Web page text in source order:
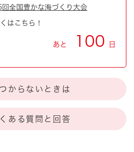
全国豊かな海づくり大会
はこちら！
あと 100 日
からないときは
ある質問と回答